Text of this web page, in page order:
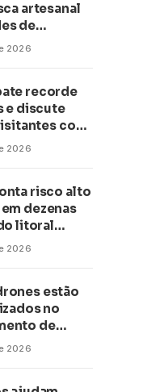
artesanal
de
2026
recorde
e discute
com
2026
risco alto
dezenas
litoral
2026
estão
no
de
porte?
2026